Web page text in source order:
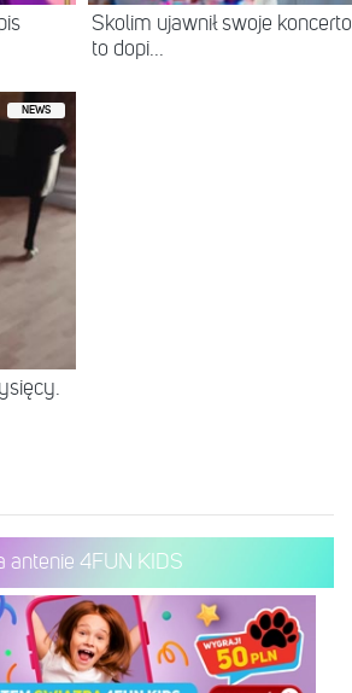
Skolim ujawnił swoje
to dopi...
NEWS
antenie 4FUN KIDS